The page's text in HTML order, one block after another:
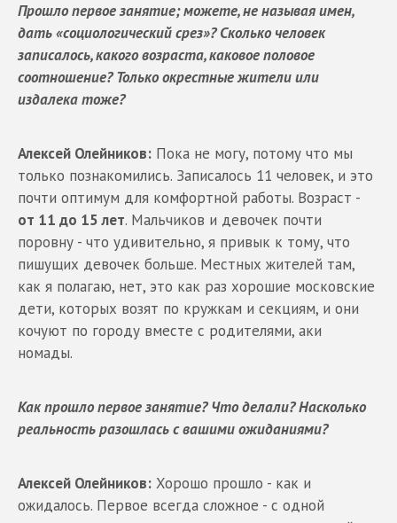
Прошло первое занятие; можете, не называя имен,
дать «социологический срез»? Сколько человек
записалось, какого возраста, каковое половое
соотношение? Только окрестные жители или
издалека тоже?
Алексей Олейников: Пока не могу, потому что мы
только познакомились. Записалось 11 человек, и это
почти оптимум для комфортной работы. Возраст -
от 11 до 15 лет. Мальчиков и девочек почти
поровну - что удивительно, я привык к тому, что
пишущих девочек больше. Местных жителей там,
как я полагаю, нет, это как раз хорошие московские
дети, которых возят по кружкам и секциям, и они
кочуют по городу вместе с родителями, аки
номады.
Как прошло первое занятие? Что делали? Насколько
реальность разошлась с вашими ожиданиями?
Алексей Олейников: Хорошо прошло - как и
ожидалось. Первое всегда сложное - с одной